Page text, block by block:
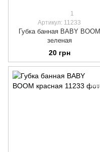
1
Артикул: 11233
Губка банная BABY BOOM
зеленая
20 грн